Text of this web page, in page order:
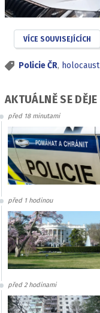
VÍCE SOUVISEJÍCÍCH
Policie ČR, holocaust
AKTUÁLNĚ SE DĚJE
před 18 minutami
před 1 hodinou
před 2 hodinami